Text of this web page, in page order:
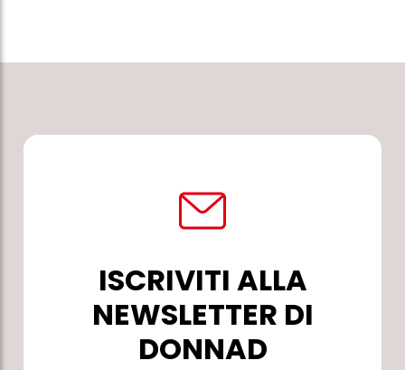
ISCRIVITI ALLA
NEWSLETTER DI
DONNAD